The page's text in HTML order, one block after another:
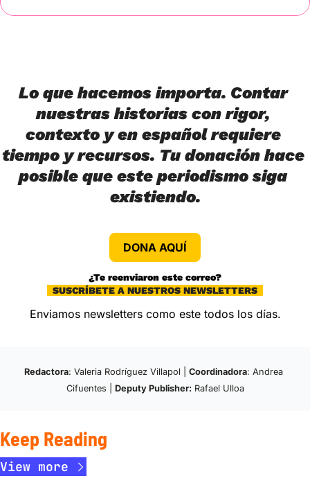
Lo que hacemos importa. Contar
nuestras historias con rigor,
contexto y en español requiere
tiempo y recursos. Tu donación hace
posible que este periodismo siga
existiendo.
DONA AQUÍ
¿Te reenviaron este correo?
  SUSCRÍBETE A NUESTROS NEWSLETTERS
Enviamos newsletters como este todos los días.
Redactora: Valeria Rodríguez Villapol | Coordinadora: Andrea
Cifuentes | Deputy Publisher: Rafael Ulloa
Keep Reading
View more